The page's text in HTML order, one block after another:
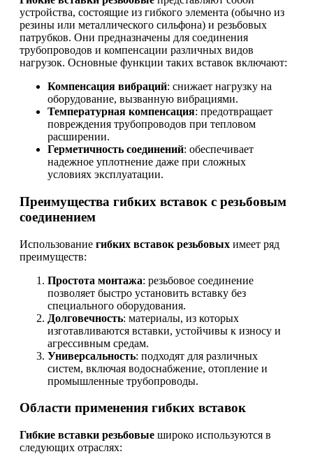
устройства, состоящие из гибкого элемента (обычно из
резины или металлического сильфона) и резьбовых
патрубков. Они предназначены для соединения
трубопроводов и компенсации различных видов
нагрузок. Основные функции таких вставок включают:
Компенсация вибраций: снижает нагрузку на
оборудование, вызванную вибрациями.
Температурная компенсация: предотвращает
повреждения трубопроводов при тепловом
расширении.
Герметичность соединений: обеспечивает
надежное уплотнение даже при сложных
условиях эксплуатации.
Преимущества гибких вставок с резьбовым
соединением
Использование гибких вставок резьбовых имеет ряд
преимуществ:
Простота монтажа: резьбовое соединение
позволяет быстро установить вставку без
специального оборудования.
Долговечность: материалы, из которых
изготавливаются вставки, устойчивы к износу и
агрессивным средам.
Универсальность: подходят для различных
систем, включая водоснабжение, отопление и
промышленные трубопроводы.
Области применения гибких вставок
Гибкие вставки резьбовые широко используются в
следующих отраслях: